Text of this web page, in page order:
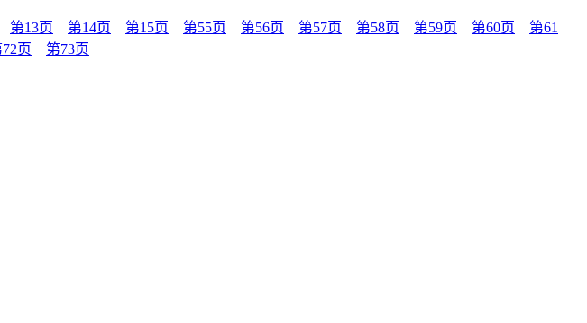
第13页 第14页 第15页 第55页 第56页 第57页 第58页 第59页 第60页
第61
72页 第73页